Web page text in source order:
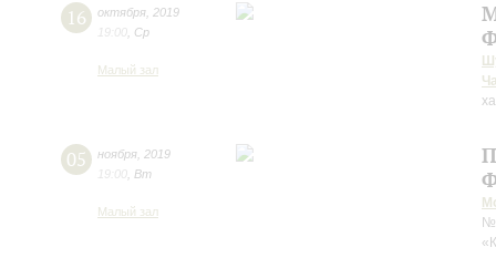
16 октября 2019
19:00 Ср
Малый зал
05 ноября 2019
19:00 Вт
Малый зал